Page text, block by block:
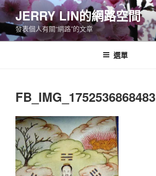
跳
至
主
要
JERRY LIN的網路空間
發表個人有關“網路”的文章
選單
FB_IMG_1752536868483